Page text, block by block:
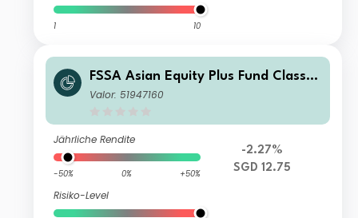
1 10
FSSA Asian Equity Plus Fund Class I
Hedged N (Accumulation) SGD
Valor: 51947160
Jährliche Rendite
-50% 0% +50%
Risiko-Level
-2.27%
SGD 12.75